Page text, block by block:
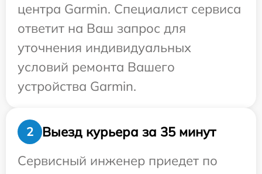
центра Garmin. Специалист сервиса
ответит на Ваш запрос для
уточнения индивидуальных
условий ремонта Вашего
устройства Garmin.
2
Выезд курьера за 35 минут
Сервисный инженер приедет по